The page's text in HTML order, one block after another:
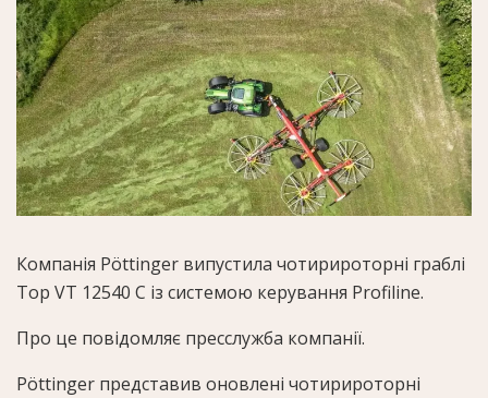
Компанія Pöttinger випустила чотирироторні граблі
Top VT 12540 C із системою керування Profiline.
Про це повідомляє пресслужба компанії.
Pöttinger представив оновлені чотирироторні